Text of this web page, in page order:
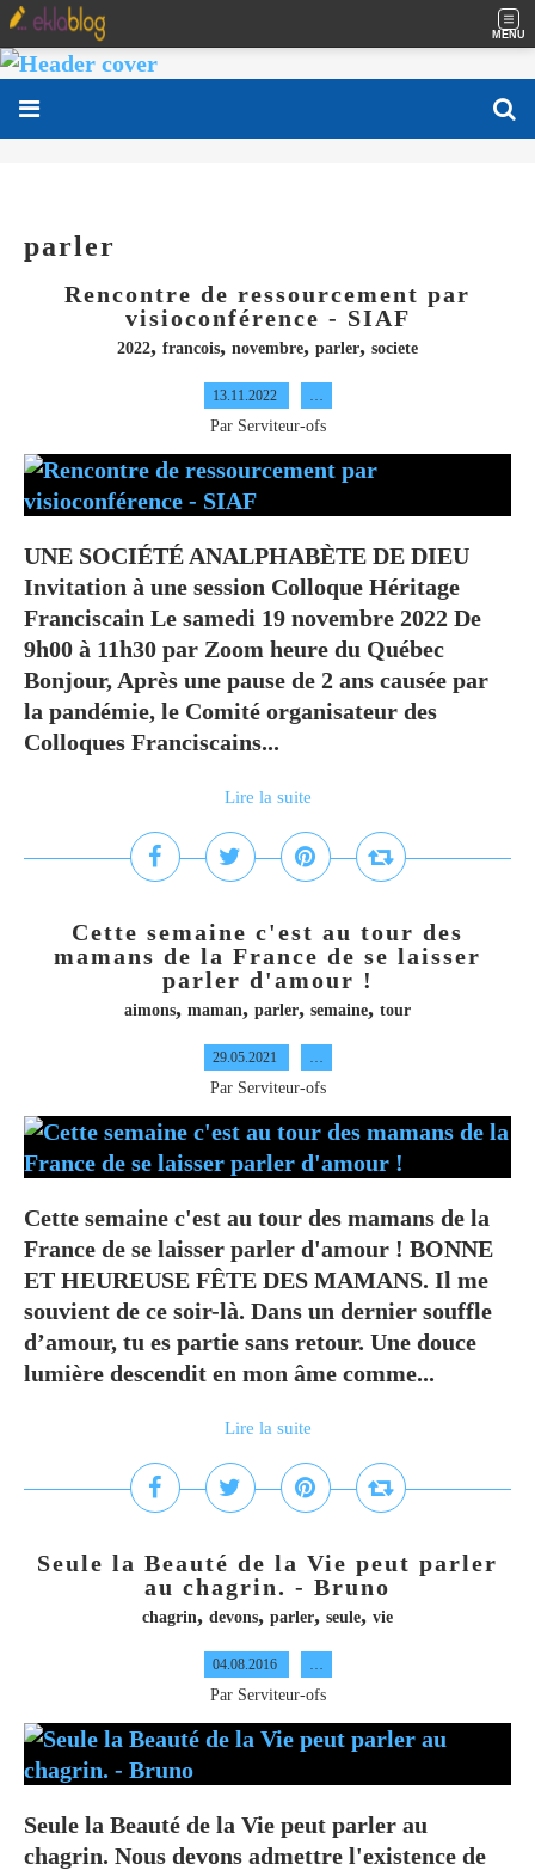
MENU
parler
Rencontre de ressourcement par
visioconférence - SIAF
2022, francois, novembre, parler, societe
13.11.2022 …
Par Serviteur-ofs
UNE SOCIÉTÉ ANALPHABÈTE DE DIEU
Invitation à une session Colloque Héritage
Franciscain Le samedi 19 novembre 2022 De
9h00 à 11h30 par Zoom heure du Québec
Bonjour, Après une pause de 2 ans causée par
la pandémie, le Comité organisateur des
Colloques Franciscains...
Lire la suite
Cette semaine c'est au tour des
mamans de la France de se laisser
parler d'amour !
aimons, maman, parler, semaine, tour
29.05.2021 …
Par Serviteur-ofs
Cette semaine c'est au tour des mamans de la
France de se laisser parler d'amour ! BONNE
ET HEUREUSE FÊTE DES MAMANS. Il me
souvient de ce soir-là. Dans un dernier souffle
d’amour, tu es partie sans retour. Une douce
lumière descendit en mon âme comme...
Lire la suite
Seule la Beauté de la Vie peut parler
au chagrin. - Bruno
chagrin, devons, parler, seule, vie
04.08.2016 …
Par Serviteur-ofs
Seule la Beauté de la Vie peut parler au
chagrin. Nous devons admettre l'existence de